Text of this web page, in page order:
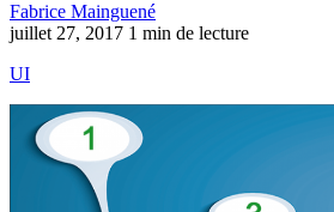
Fabrice Mainguené
juillet 27, 2017 1 min de lecture
UI